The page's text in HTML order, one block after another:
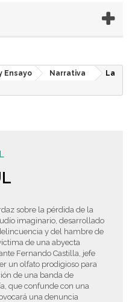
Ensayo Narrativa
La
sobre la pérdida de la
imaginario, desarrollado
y del hambre de
de una abyecta
Fernando Castilla, jefe
un olfato prodigioso para
de una banda de
que confunde con una
una denuncia